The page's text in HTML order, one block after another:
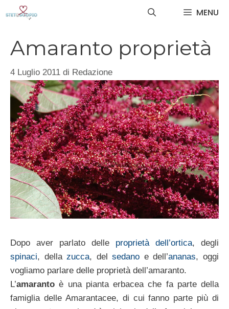
MENU
Amaranto proprietà
4 Luglio 2011 di Redazione
Dopo aver parlato delle proprietà dell’ortica, degli
spinaci, dellazucca, delsedano e dell’ananas, oggi
vogliamo parlare delle proprietà dell’amaranto.
L’amaranto è una pianta erbacea che fa parte della
famiglia delle Amarantacee, di cui fanno parte più di